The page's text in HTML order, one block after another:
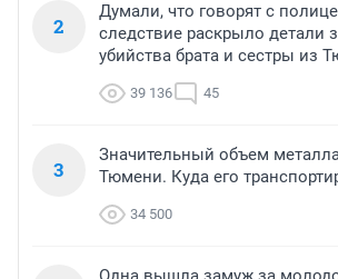
2
Думали, что говорят с
следствие раскрыло детали
убийства брата и сестры из
39 136 45
3
Значительный объем
Тюмени. Куда его
34 500